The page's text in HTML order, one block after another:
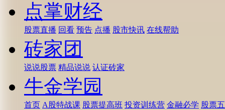
点掌财经
股票直播 回看 预告 点播 股市快讯 在线帮助
砖家团
说说股票 精品说说 认证砖家
牛金学园
首页 A股特战课 股票提高班 投资训练营 金融必学 股票